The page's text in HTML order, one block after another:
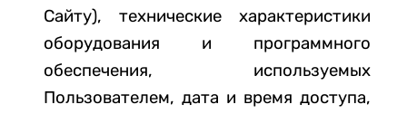
Сайту), технические характеристики
оборудования и программного
обеспечения, используемых
Пользователем, дата и время доступа,